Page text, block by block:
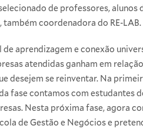
de professores, alunos
coordenadora do RE-LAB.
aprendizagem e conexão
atendidas ganham em
desejem se reinventar. Na
fase contamos com estudantes
Nesta próxima fase, agora
de Gestão e Negócios e